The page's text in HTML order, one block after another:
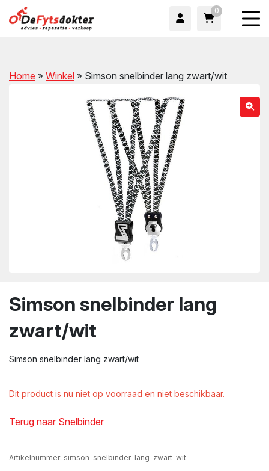
0
Home » Winkel » Simson snelbinder lang zwart/wit
Simson snelbinder lang
zwart/wit
Simson snelbinder lang zwart/wit
Dit product is nu niet op voorraad en niet beschikbaar.
Terug naar Snelbinder
Artikelnummer: simson-snelbinder-lang-zwart-wit